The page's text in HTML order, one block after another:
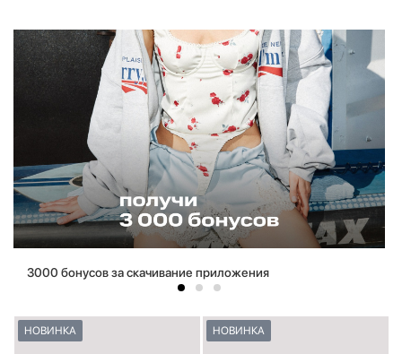
3000 бонусов за скачивание приложения
НОВИНКА НОВИНКА